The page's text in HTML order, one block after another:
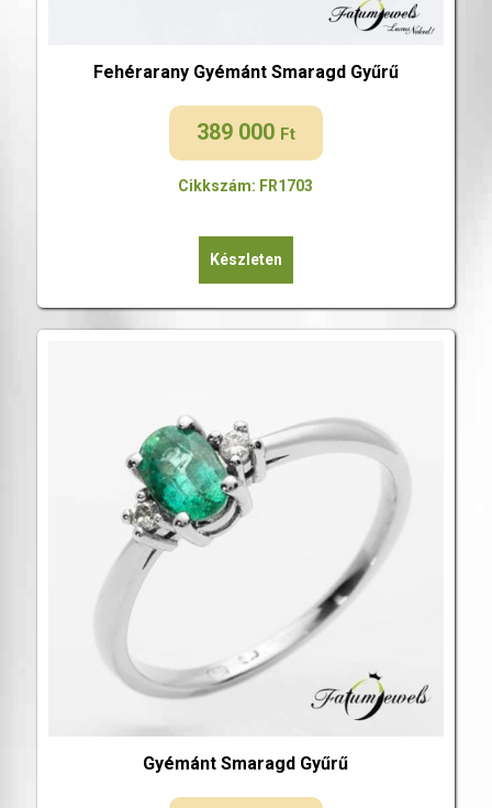
Fehérarany Gyémánt Smaragd Gyűrű
389 000 Ft
Cikkszám: FR1703
Készleten
Gyémánt Smaragd Gyűrű